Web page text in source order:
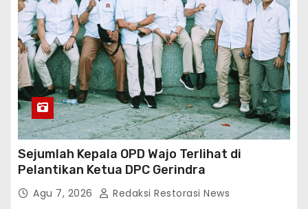
Sejumlah Kepala OPD Wajo Terlihat di
Pelantikan Ketua DPC Gerindra
Agu 7, 2026 Redaksi Restorasi News